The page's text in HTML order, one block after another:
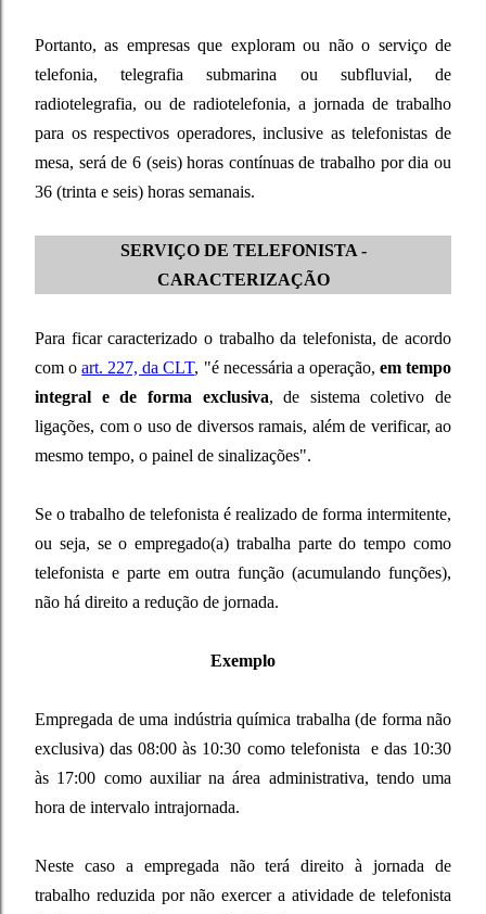
Portanto, as empresas que exploram ou não o serviço de
telefonia, telegrafia submarina ou subfluvial, de
radiotelegrafia, ou de radiotelefonia, a jornada de trabalho
para os respectivos operadores, inclusive as telefonistas de
mesa, será de 6 (seis) horas contínuas de trabalho por dia ou
36 (trinta e seis) horas semanais.
SERVIÇO DE TELEFONISTA -
CARACTERIZAÇÃO
Para ficar caracterizado o trabalho da telefonista, de acordo
com oart. 227, da CLT, "é necessária a operação, em tempo
integral e de forma exclusiva, de sistema coletivo de
ligações, com o uso de diversos ramais, além de verificar, ao
mesmo tempo, o painel de sinalizações".
Se o trabalho de telefonista é realizado de forma intermitente,
ou seja, se o empregado(a) trabalha parte do tempo como
telefonista e parte em outra função (acumulando funções),
não há direito a redução de jornada.
Exemplo
Empregada de uma indústria química trabalha (de forma não
exclusiva) das 08:00 às 10:30 como telefonista e das 10:30
às 17:00 como auxiliar na área administrativa, tendo uma
hora de intervalo intrajornada.
Neste caso a empregada não terá direito à jornada de
trabalho reduzida por não exercer a atividade de telefonista